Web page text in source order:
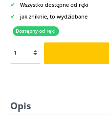
✔ Wszystko dostępne od ręki
✔ jak zniknie, to wydziobane
Dostępny od ręki
Opis